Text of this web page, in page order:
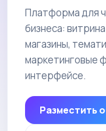
Платформа для
бизнеса:
магазины,
маркетинговые
интерфейсе.
Разместить